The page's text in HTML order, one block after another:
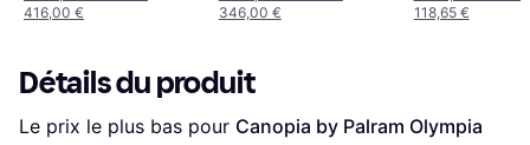
416,00 €
346,00 €
118,65 €
Détails du produit
Le prix le plus bas pour Canopia by Palram Olympia